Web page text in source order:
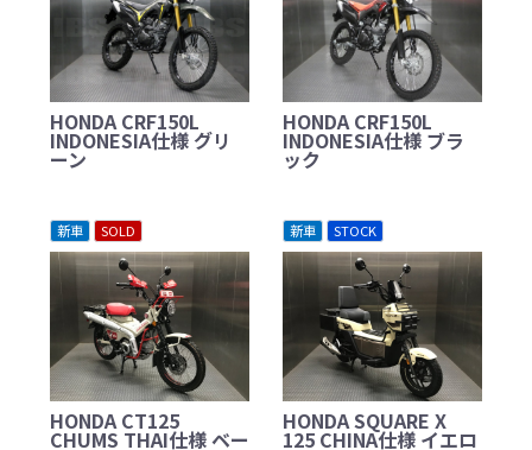
HONDA CRF150L
INDONESIA仕様 グリ
ーン
HONDA CRF150L
INDONESIA仕様 ブラ
ック
新車 SOLD
HONDA CT125
CHUMS THAI仕様 ベー
新車 STOCK
HONDA SQUARE X
125 CHINA仕様 イエロ